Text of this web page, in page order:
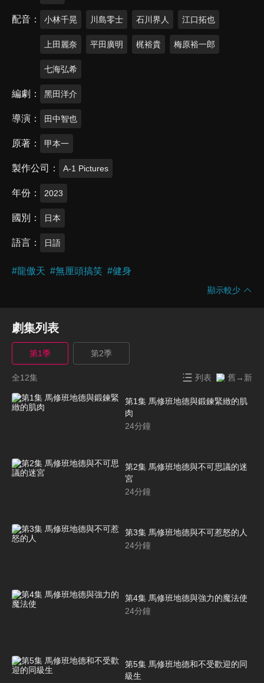
配音 小林千晃 川島零士 石川界人 江口拓也
上田麗奈 平田廣明 梶裕貴 梅原裕一郎
七海弘希
編劇 黑田洋介
導演 田中智也
原著 甲本一
製作公司 A-1 Pictures
年份 2023
國別 日本
語言 日語
#龍傲天 #無厘頭搞笑 #健身
顯示較少
劇集列表
第1季 第2季
全12集 列表 舊→新
第1集 馬修班地德與鍛鍊緊緻的肌
肉
24分鐘
第2集 馬修班地德與不可思議的迷
宮
24分鐘
第3集 馬修班地德與不可惹怒的人
24分鐘
第4集 馬修班地德與強力的魔法使
24分鐘
第5集 馬修班地德和不受歡迎的同
級生